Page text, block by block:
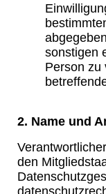
sonstigen
Person zu
2. Name und
den